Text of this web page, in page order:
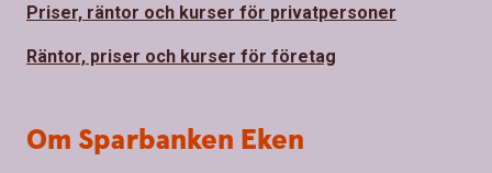
Priser, räntor och kurser för privatpersoner
Räntor, priser och kurser för företag
Om Sparbanken Eken